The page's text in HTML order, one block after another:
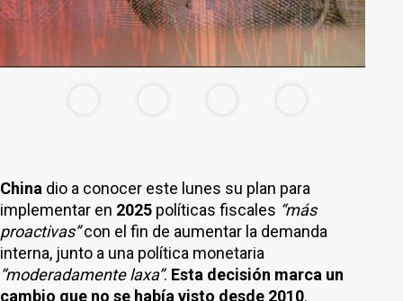
China dio a conocer este lunes su plan para
implementar en 2025 políticas fiscales “más
proactivas”con el fin de aumentar la demanda
interna, junto a una política monetaria
“moderadamente laxa”. Esta decisión marca un
cambio que no se había visto desde 2010.